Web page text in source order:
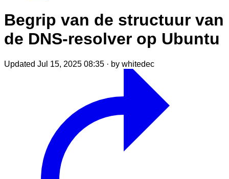
Begrip van de structuur van
de DNS-resolver op Ubuntu
Updated Jul 15, 2025 08:35 · by whitedec